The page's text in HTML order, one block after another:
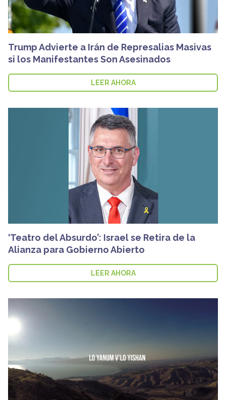
Trump Advierte a Irán de Represalias Masivas
si los Manifestantes Son Asesinados
LEER AHORA
‘Teatro del Absurdo’: Israel se Retira de la
Alianza para Gobierno Abierto
LEER AHORA